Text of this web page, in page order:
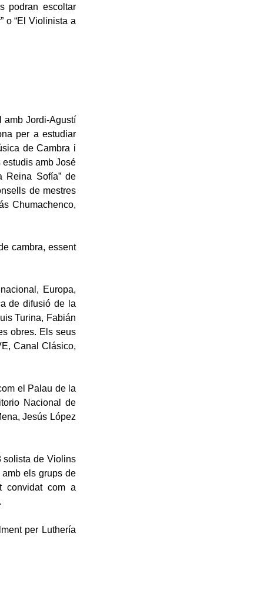
podran escoltar
o “El Violinista a
amb Jordi-Agustí
per a estudiar
de Cambra i
estudis amb José
Reina Sofía” de
de mestres
Chumachenco,
cambra, essent
Europa,
de difusió de la
Turina, Fabián
obres. Els seus
Canal Clásico,
el Palau de la
Nacional de
Jesús López
solista de Violins
amb els grups de
convidat com a
per Luthería